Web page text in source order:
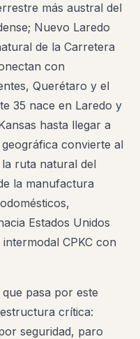
más austral del
Nuevo Laredo
de la Carretera
con
Querétaro y el
35 nace en Laredo y
hasta llegar a
convierte al
ruta natural del
la manufactura
Estados Unidos
CPKC con
pasa por este
crítica:
seguridad, paro